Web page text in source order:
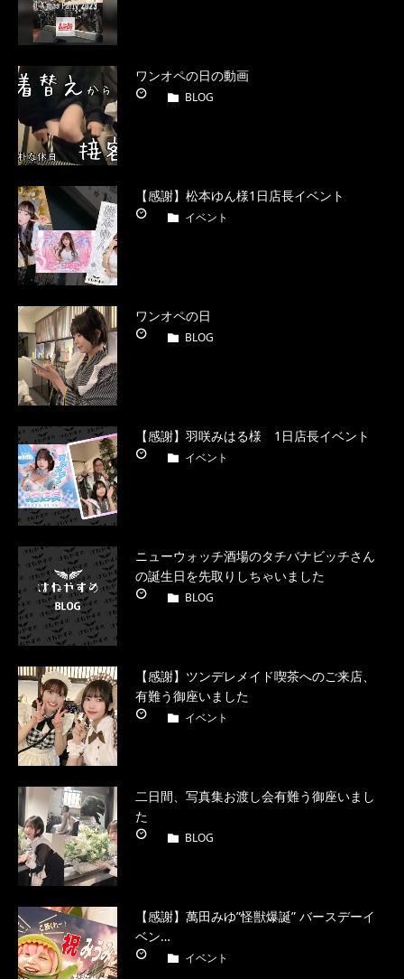
ワンオペの日の動画
BLOG
【感謝】松本ゆん様1日店長イベント
イベント
ワンオペの日
BLOG
【感謝】羽咲みはる様 1日店長イベント
イベント
ニューウォッチ酒場のタチバナビッチさん
の誕生日を先取りしちゃいました
BLOG
【感謝】ツンデレメイド喫茶へのご来店、
有難う御座いました
イベント
二日間、写真集お渡し会有難う御座いまし
た
BLOG
【感謝】萬田みゆ”怪獣爆誕” バースデーイ
ベン…
イベント